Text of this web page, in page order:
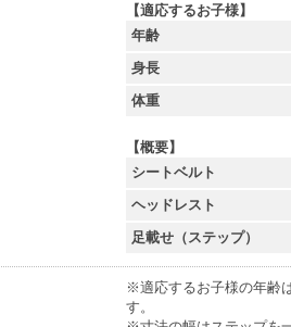
【適応するお子様】
年齢
身長
体重
【概要】
シートベルト
ヘッドレスト
足載せ（ステップ）
※適応するお子様の年齢
す。